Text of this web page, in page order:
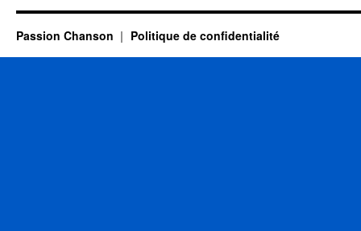
Passion Chanson Politique de confidentialité